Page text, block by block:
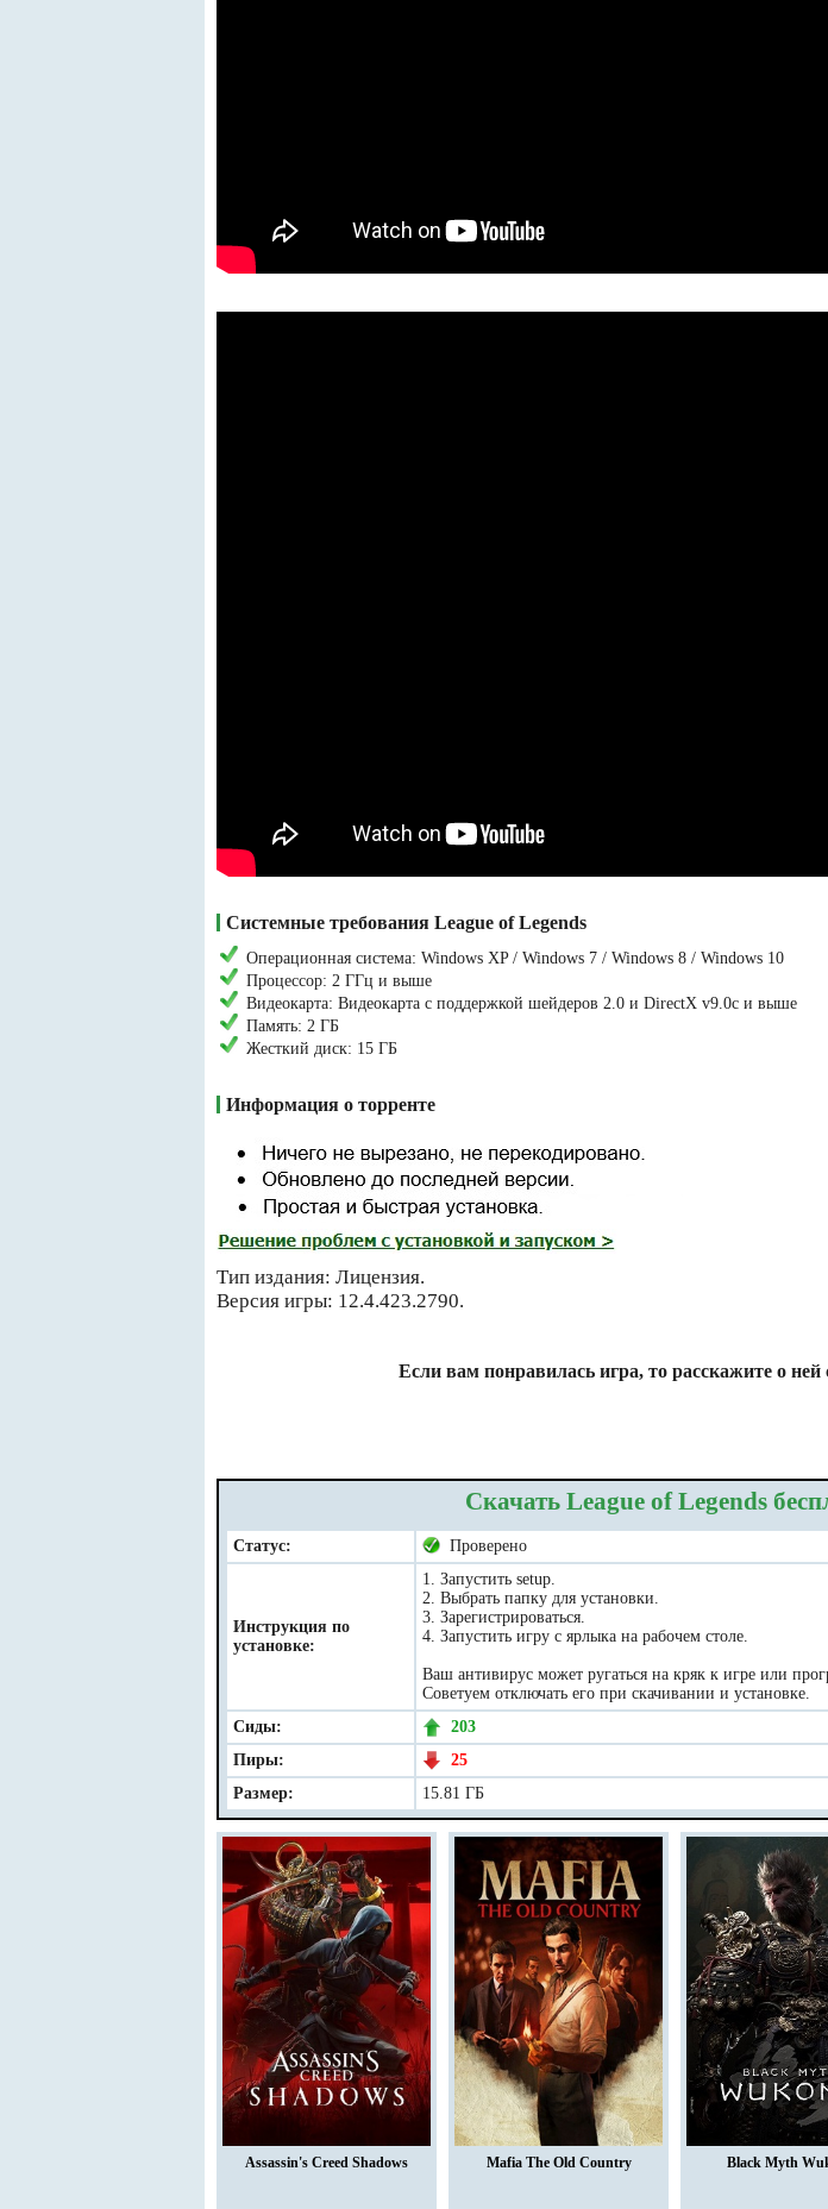
Системные требования League of Legends
Операционная система: Windows XP / Windows 7 / Windows 8 / Windows 10
Процессор: 2 ГГц и выше
Видеокарта: Видеокарта с поддержкой шейдеров 2.0 и DirectX v9.0c и выше
Память: 2 ГБ
Жесткий диск: 15 ГБ
Информация о торренте
Тип издания: Лицензия.
Версия игры: 12.4.423.2790.
Если вам понравилась игра, то расскажите о ней
Скачать League of Legends
Статус: Проверено
Инструкция по
установке:
1. Запустить setup.
2. Выбрать папку для установки.
3. Зарегистрироваться.
4. Запустить игру с ярлыка на рабочем столе.
Ваш антивирус может ругаться на кряк к игре или
Советуем отключать его при скачивании и установке.
Сиды:
203
Пиры:
25
Размер:
15.81 ГБ
Assassin's Creed Shadows Mafia The Old Country Black Myth